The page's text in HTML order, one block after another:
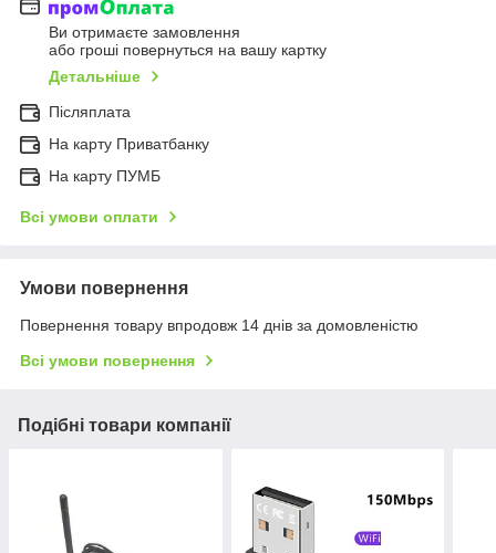
Ви отримаєте замовлення
або гроші повернуться на вашу картку
Детальніше
Післяплата
На карту Приватбанку
На карту ПУМБ
Всі умови оплати
Умови повернення
Повернення товару впродовж 14 днів за домовленістю
Всі умови повернення
Подібні товари компанії